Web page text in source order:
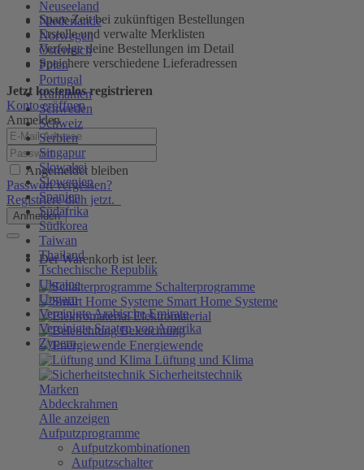
Neuseeland
Niederlande
Norwegen
Österreich
Polen
Portugal
Rumänien
Schweden
Schweiz
Serbien
Singapur
Slowakei
Slowenien
Spanien
Südafrika
Südkorea
Taiwan
Thailand
Tschechische Republik
Ukraine
Ungarn
Vereinigte Arabische Emirate
Vereinigte Staaten von Amerika
Zypern
Spare Zeit bei zukünftigen Bestellungen
Erstelle und verwalte Merklisten
Verfolge deine Bestellungen im Detail
Speichere verschiedene Lieferadressen
Jetzt kostenlos registrieren
Konto eröffnen
Anmelden
Angemeldet bleiben
Passwort vergessen?
Registriere dich jetzt.
Anmelden
Der Warenkorb ist leer.
Schalterprogramme
Smart Home Systeme
Elektromaterial
Beleuchtung
Energiewende
Lüftung und Klima
Sicherheitstechnik
Marken
Abdeckrahmen
Alle anzeigen
Aufputzprogramme
Aufputzkombinationen
Aufputzschalter